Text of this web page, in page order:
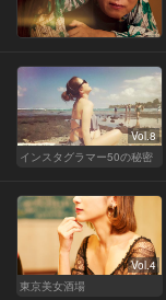
Vol.8
インスタグラマー50の秘密
Vol.4
東京美女酒場